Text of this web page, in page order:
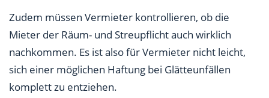
Zudem müssen Vermieter kontrollieren, ob die
Mieter der Räum- und Streupflicht auch wirklich
nachkommen. Es ist also für Vermieter nicht leicht,
sich einer möglichen Haftung bei Glätteunfällen
komplett zu entziehen.